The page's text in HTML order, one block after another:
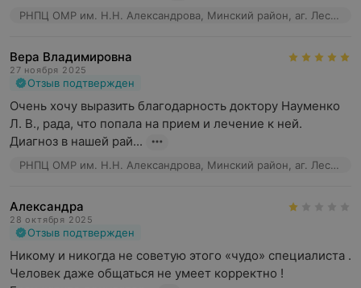
РНПЦ ОМР им. Н.Н. Александрова, Минский район, аг. Лесной, 66к7
Вера Владимировна
27 ноября 2025
Отзыв подтвержден
Очень хочу выразить благодарность доктору Науменко
Л. В., рада, что попала на прием и лечение к ней.
Диагноз в нашей рай...
РНПЦ ОМР им. Н.Н. Александрова, Минский район, аг. Лесной, 66к7
Александра
28 октября 2025
Отзыв подтвержден
Никому и никогда не советую этого «чудо» специалиста .
Человек даже общаться не умеет корректно !